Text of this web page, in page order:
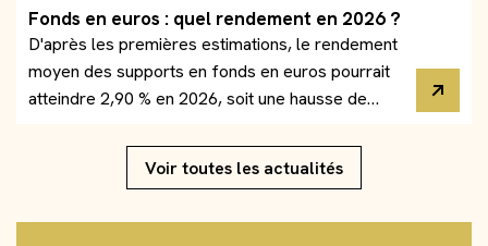
Fonds en euros : quel rendement en 2026 ?
D'après les premières estimations, le rendement
moyen des supports en fonds en euros pourrait
atteindre 2,90 % en 2026, soit une hausse de
Voir toutes les actualités